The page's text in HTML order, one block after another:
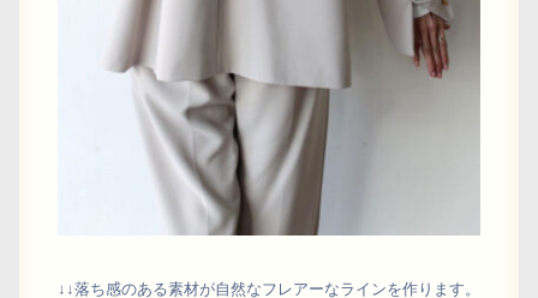
↓↓落ち感のある素材が自然なフレアーなラインを作ります。